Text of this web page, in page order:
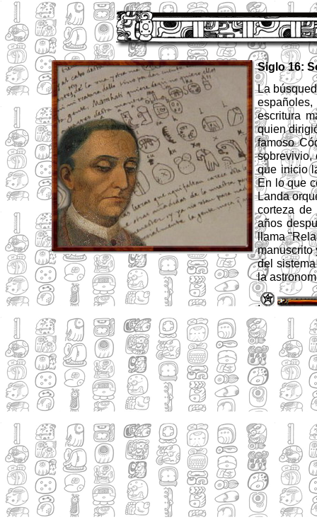
Siglo 16:
La
escritura
quien
famoso
sobrevivio,
que inicio
En lo que
Landa
corteza de
años
llama
manuscrito
del
la
.